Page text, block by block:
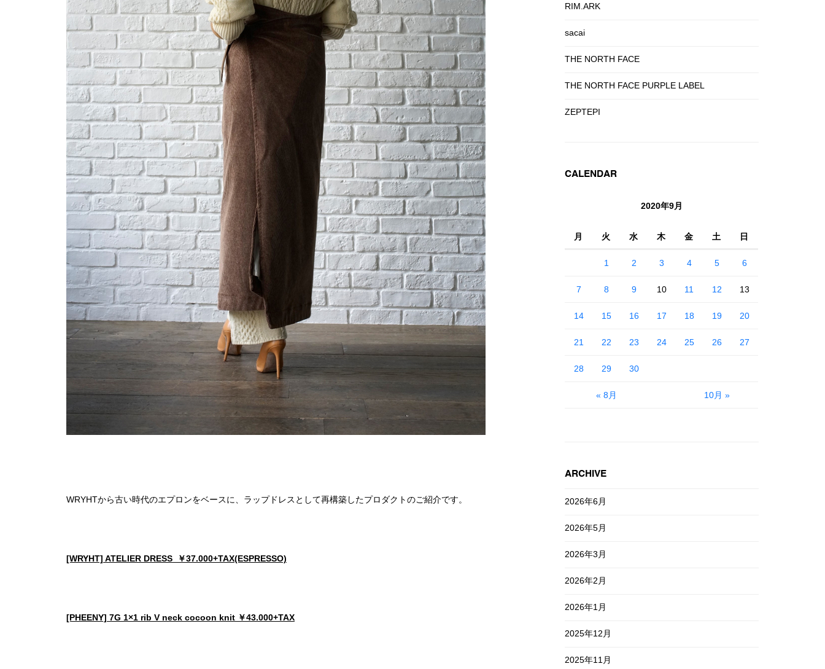
WRYHTから古い時代のエプロンをベースに、ラップドレスとして再構築したプロダクトのご紹介です。
[WRYHT] ATELIER DRESS ￥37.000+TAX(ESPRESSO)
[PHEENY] 7G 1×1 rib V neck cocoon knit ￥43.000+TAX
RIM.ARK
sacai
THE NORTH FACE
THE NORTH FACE PURPLE LABEL
ZEPTEPI
CALENDAR
2020年9月
月 火 水 木 金 土 日
« 8月 10月 »
1 2 3 4 5 6
7 8 9 10 11 12 13
14 15 16 17 18 19 20
21 22 23 24 25 26 27
28 29 30
ARCHIVE
2026年6月
2026年5月
2026年3月
2026年2月
2026年1月
2025年12月
2025年11月